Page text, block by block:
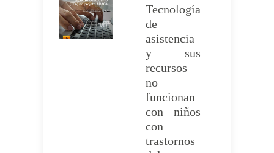
Tecnología
de
asistencia
y sus
recursos
no
funcionan
con niños
con
trastornos